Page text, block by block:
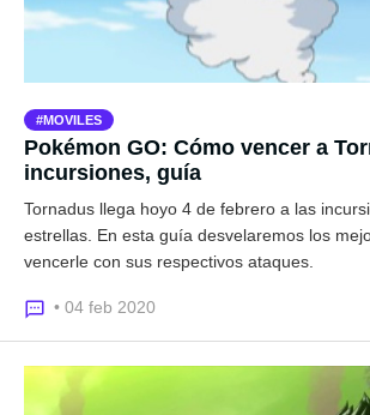
MOVILES
Pokémon GO: Cómo vencer a
incursiones, guía
Tornadus llega hoyo 4 de febrero a las
estrellas. En esta guía desvelaremos los
vencerle con sus respectivos ataques.
• 04 feb 2020